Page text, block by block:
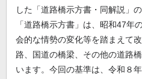
した「道路橋示方書・同解説」
「道路橋示方書」は、昭和47年
会的な情勢の変化等を踏まえて
路、国道の橋梁、その他の道路
います。今回の基準は、令和８